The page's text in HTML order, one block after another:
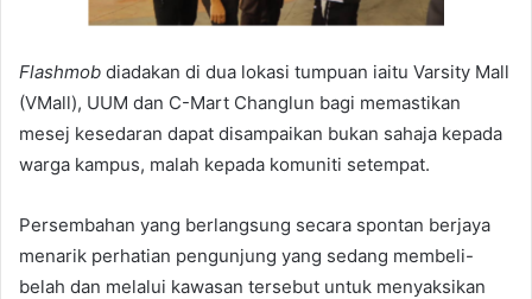
Flashmob diadakan di dua lokasi tumpuan iaitu Varsity Mall
(VMall), UUM dan C-Mart Changlun bagi memastikan
mesej kesedaran dapat disampaikan bukan sahaja kepada
warga kampus, malah kepada komuniti setempat.
Persembahan yang berlangsung secara spontan berjaya
menarik perhatian pengunjung yang sedang membeli-
belah dan melalui kawasan tersebut untuk menyaksikan